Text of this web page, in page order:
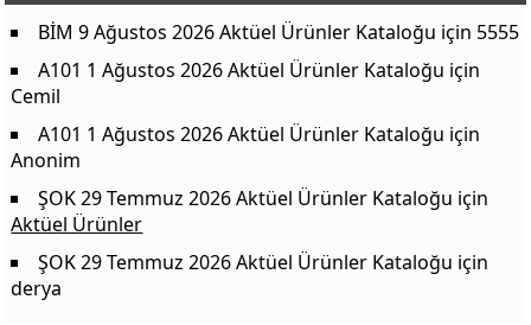
Saklama Kabı 160 ml
5,50 TL
Kaynak: aktuel-urunler.com
5,50 TL
3 Bölmeli Organizer
69,50 TL
Tencere Kapağı Düzenleyici
45,00 TL
TSUYOKI KAZE Oto Direksiyon Güneşliği
Piranha 11244 Oto Ön Cam Güneşliği
79,50 TL
TSUYOKI KAZE Emici Akıllı Sünger
Piranha 1735 Oto USB Soğutucu Fan
249,00 TL
Piranha 12982 Alüminyum Sibop Kapağı 4'lü
BİM 9 Ağustos 2026 Aktüel Ürünler Kataloğu için 5555
A101 1 Ağustos 2026 Aktüel Ürünler Kataloğu için
Cemil
A101 1 Ağustos 2026 Aktüel Ürünler Kataloğu için
Anonim
ŞOK 29 Temmuz 2026 Aktüel Ürünler Kataloğu için
Aktüel Ürünler
ŞOK 29 Temmuz 2026 Aktüel Ürünler Kataloğu için
derya